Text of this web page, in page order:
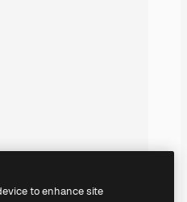
to enhance site